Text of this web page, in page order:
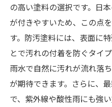
の高い塗料の選択です。日
が付きやすいため、この点
す。防汚塗料には、表面に
とで汚れの付着を防ぐタイ
雨水で自然に汚れが流れ落
が期待できます。さらに、
で、紫外線や酸性雨にも強